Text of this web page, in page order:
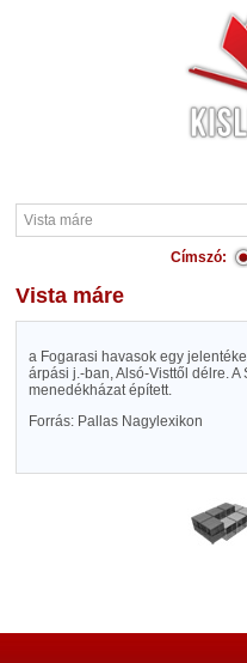
Címszó:
Vista máre
a Fogarasi havasok egy
árpási j.-ban, Alsó-Visttől délre.
menedékházat épített.
Forrás: Pallas Nagylexikon